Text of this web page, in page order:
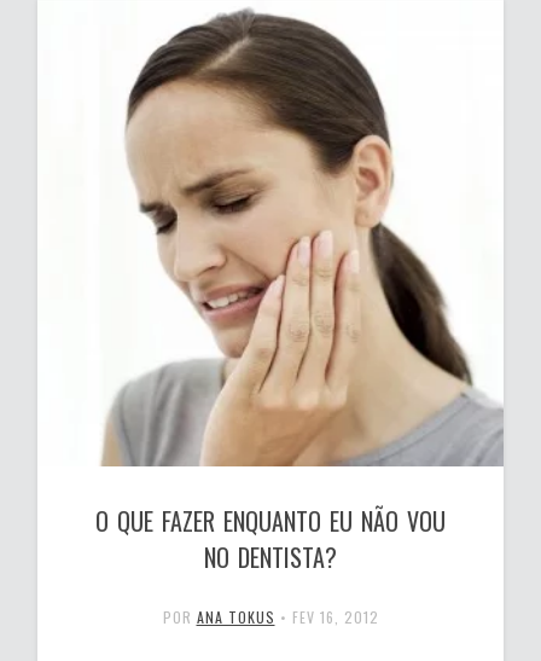
O QUE FAZER ENQUANTO EU NÃO VOU
NO DENTISTA?
POR ANA TOKUS • FEV 16, 2012